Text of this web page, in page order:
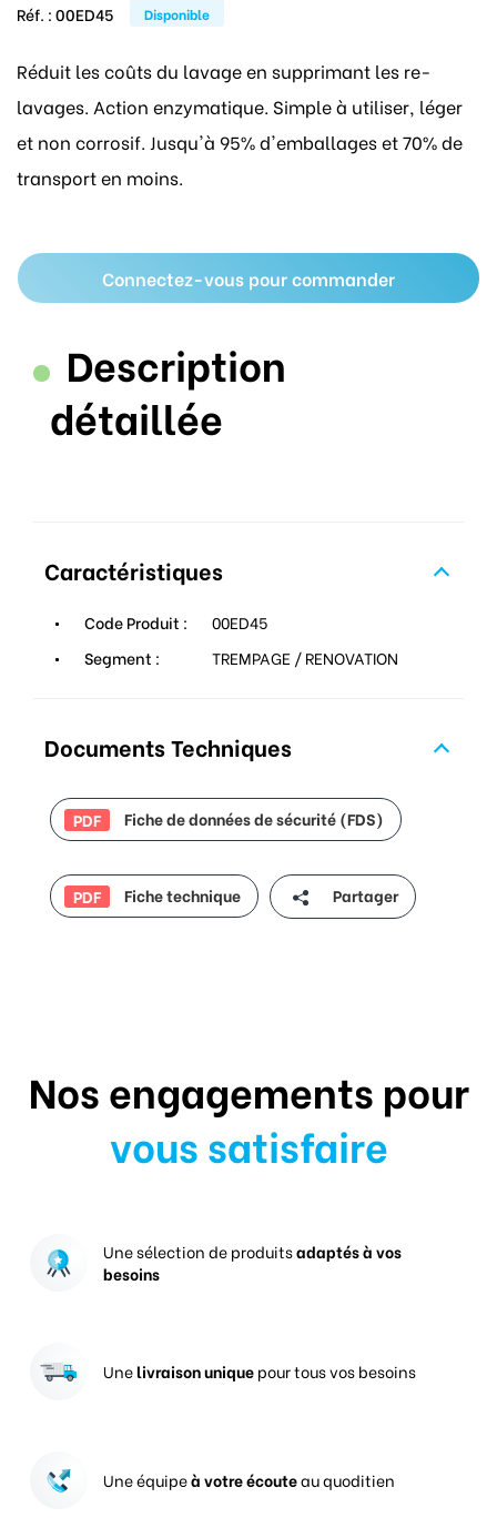
Réf. :00ED45 Disponible
Réduit les coûts du lavage en supprimant les re-
lavages. Action enzymatique. Simple à utiliser, léger
et non corrosif. Jusqu'à 95% d'emballages et 70% de
transport en moins.
Connectez-vous pour commander
Description
détaillée
Caractéristiques
Code Produit :
00ED45
Segment :
TREMPAGE / RENOVATION
Documents Techniques
PDF Fiche de données de sécurité (FDS)
PDF Fiche technique Partager
Nos engagements pour
vous satisfaire
Une sélection de produitsadaptés à vos
besoins
Unelivraison uniquepour tous vos besoins
Une équipeà votre écouteau quoditien